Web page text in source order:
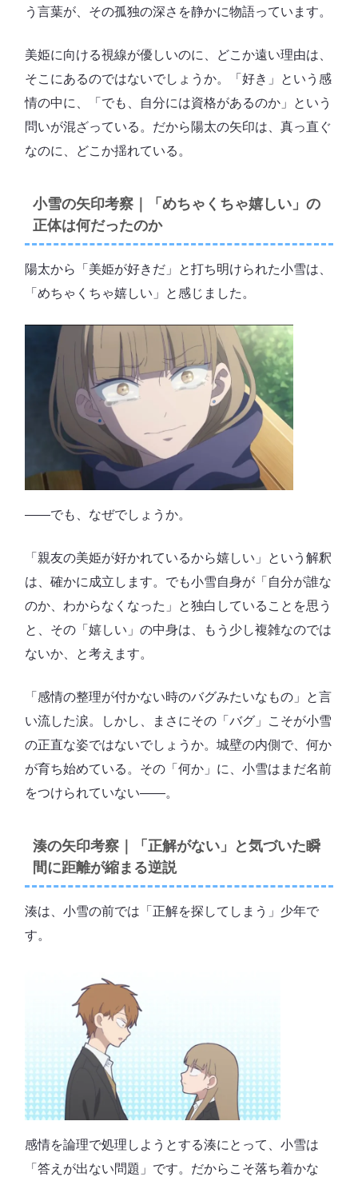
う言葉が、その孤独の深さを静かに物語っています。
美姫に向ける視線が優しいのに、どこか遠い理由は、
そこにあるのではないでしょうか。「好き」という感
情の中に、「でも、自分には資格があるのか」という
問いが混ざっている。だから陽太の矢印は、真っ直ぐ
なのに、どこか揺れている。
小雪の矢印考察｜「めちゃくちゃ嬉しい」の
正体は何だったのか
陽太から「美姫が好きだ」と打ち明けられた小雪は、
「めちゃくちゃ嬉しい」と感じました。
――でも、なぜでしょうか。
「親友の美姫が好かれているから嬉しい」という解釈
は、確かに成立します。でも小雪自身が「自分が誰な
のか、わからなくなった」と独白していることを思う
と、その「嬉しい」の中身は、もう少し複雑なのでは
ないか、と考えます。
「感情の整理が付かない時のバグみたいなもの」と言
い流した涙。しかし、まさにその「バグ」こそが小雪
の正直な姿ではないでしょうか。城壁の内側で、何か
が育ち始めている。その「何か」に、小雪はまだ名前
をつけられていない――。
湊の矢印考察｜「正解がない」と気づいた瞬
間に距離が縮まる逆説
湊は、小雪の前では「正解を探してしまう」少年で
す。
感情を論理で処理しようとする湊にとって、小雪は
「答えが出ない問題」です。だからこそ落ち着かな